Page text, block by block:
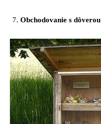
Obchodovanie s dôverou